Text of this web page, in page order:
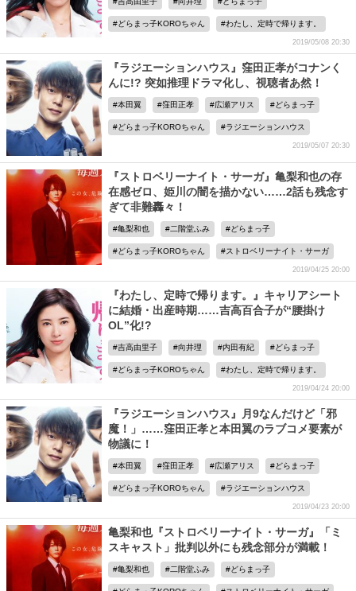
どらまっ子KOROちゃん わたし、定時で帰ります。
2019/05/08 20:30
『ラジエーションハウス』窪田正孝がコナンく
んに!? 突如推理ドラマ化し、視聴者あ然！
本田翼 窪田正孝 広瀬アリス どらまっ子
どらまっ子KOROちゃん ラジエーションハウス
2019/05/07 20:30
『ストロベリーナイト・サーガ』亀梨和也の存
在感ゼロ、姫川の闇を描かない……2話も残念す
ぎて非難轟々！
亀梨和也 二階堂ふみ どらまっ子
どらまっ子KOROちゃん ストロベリーナイト・サーガ
2019/04/25 20:00
『わたし、定時で帰ります。』キャリアシート
に結婚・出産時期……吉高百合子が“腰掛け
OL”化!?
吉高由里子 向井理 内田有紀 どらまっ子
どらまっ子KOROちゃん わたし、定時で帰ります。
2019/04/24 20:00
『ラジエーションハウス』月9なんだけど「邪
魔！」……窪田正孝と本田翼のラブコメ要素が
物議に！
本田翼 窪田正孝 広瀬アリス どらまっ子
どらまっ子KOROちゃん ラジエーションハウス
2019/04/23 20:00
亀梨和也『ストロベリーナイト・サーガ』「ミ
スキャスト」批判以外にも残念部分が満載！
亀梨和也 二階堂ふみ どらまっ子